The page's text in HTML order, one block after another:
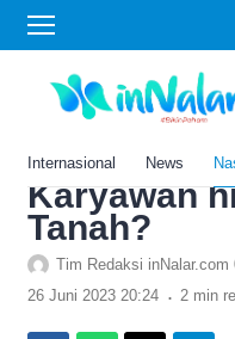
Internasional News
Home›Bola
4
Gumilang
Al Zaytun:
Karyawan
Tanah?
Tim Redaksi inNalar.com
26 Juni 2023 20:24 . 2 min